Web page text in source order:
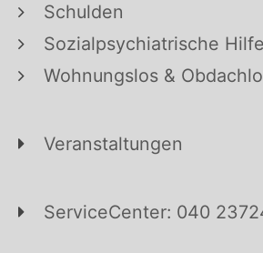
Schulden
Sozialpsychiatrische Hilfe
Wohnungslos &
Veranstaltungen
ServiceCenter: 040